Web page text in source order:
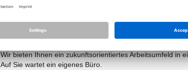
- Kalkulationsplanung, Design2Cost, 3D BIM
- bis zur Werk-Detailplanung, Entwässerungsplanung
Wohnanlagen
Wir bieten Ihnen ein zukunftsorientiertes Arbeitsumfeld in
Auf Sie wartet ein eigenes Büro.